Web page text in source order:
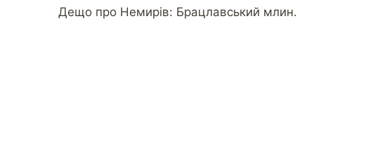
Дещо про Немирів: Брацлавський млин.